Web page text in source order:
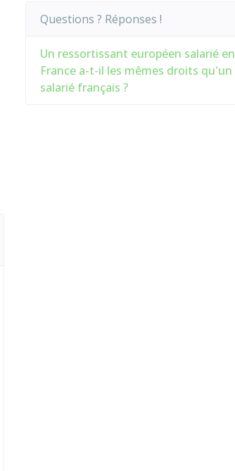
Questions ? Réponses !
Un ressortissant européen salarié en
France a-t-il les mêmes droits qu'un
salarié français ?